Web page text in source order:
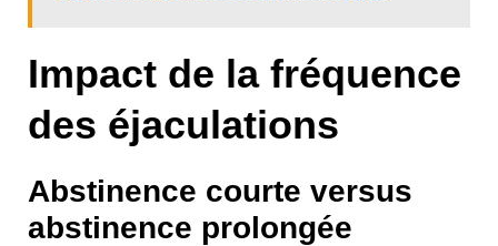
Impact de la fréquence
des éjaculations
Abstinence courte versus
abstinence prolongée